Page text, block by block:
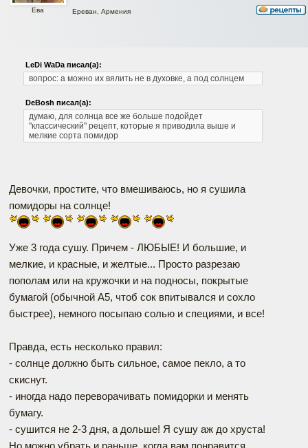
Ева Ереван, Армения
LeDi WaDa писал(а):
вопрос: а можно их вялить не в духовке, а под солнцем
DeBosh писал(а):
думаю, для солнца все же больше подойдет
"классический" рецепт, которые я приводила выше и
мелкие сорта помидор
Девочки, простите, что вмешиваюсь, но я сушила
помидоры на солнце!
Уже 3 года сушу. Причем - ЛЮБЫЕ! И большие, и
мелкие, и красные, и желтые... Просто разрезаю
пополам или на кружочки и на подносы, покрытые
бумагой (обычной А5, чтоб сок впитывался и сохло
быстрее), немного посыпаю солью и специями, и все!
Правда, есть несколько правил:
- солнце должно быть сильное, самое пекло, а то
скиснут.
- иногда надо переворачивать помидорки и менять
бумагу.
- сушится не 2-3 дня, а дольше! Я сушу аж до хруста!
Но можно убрать и раньше, когда вам понравится...